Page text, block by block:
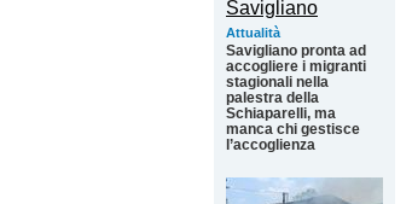
Attualità
Savigliano pronta ad
accogliere i migranti
stagionali nella
palestra della
Schiaparelli, ma
manca chi gestisce
l’accoglienza